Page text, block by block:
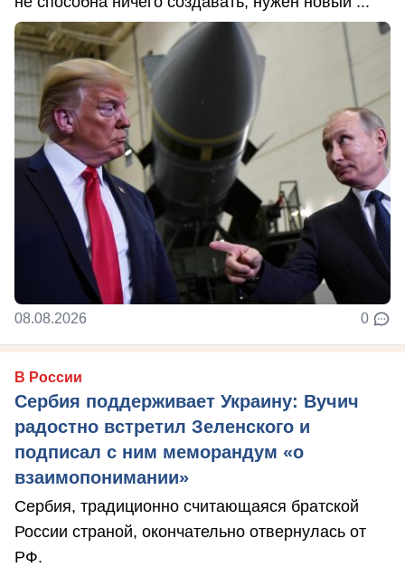
08.08.2026 0
В России
Сербия поддерживает Украину: Вучич
радостно встретил Зеленского и
подписал с ним меморандум «о
взаимопонимании»
Сербия, традиционно считающаяся братской
России страной, окончательно отвернулась от
РФ.